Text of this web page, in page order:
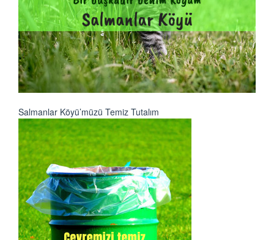
Salmanlar Köyü’müzü Temiz Tutalım